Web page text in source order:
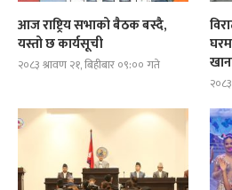
आज राष्ट्रिय सभाको बैठक बस्दै,
यस्तो छ कार्यसूची
२०८३ श्रावण २१, बिहीबार ०९:०० गते